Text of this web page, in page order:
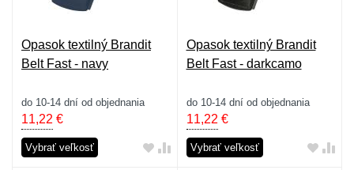
Opasok textilný Brandit
Belt Fast - navy
do 10-14 dní od objednania
11,22 €
Vybrať veľkosť
Opasok textilný Brandit
Belt Fast - darkcamo
do 10-14 dní od objednania
11,22 €
Vybrať veľkosť